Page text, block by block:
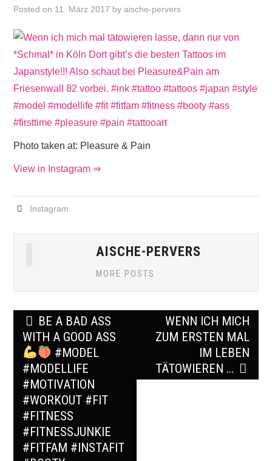
Posted on 11. März 2017 byaische-pervers
Photo taken at: Pleasure & Pain
View in Instagram ⇒
Instagram
AISCHE-PERVERS
MORE POSTS
Post
navigation
BE A BAD ASS
WITH A GOOD ASS
#MODEL
#MODELLIFE
#MOTIVATION
#WORKOUT #FIT
#FITNESS
#FITNESSJUNKIE
#FITFAM #INSTAFIT
WENN ICH MICH
ZUM ERSTEN MAL
IM LEBEN
TÄTOWIEREN …